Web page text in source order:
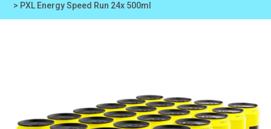
> PXL Energy Speed Run 24x 500ml